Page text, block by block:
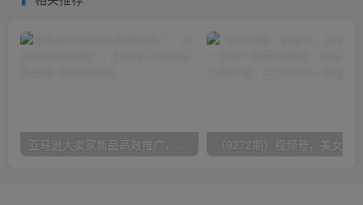
亚马逊大卖家新品高效推广，分享如何高效推广，打造百万美金爆款单品